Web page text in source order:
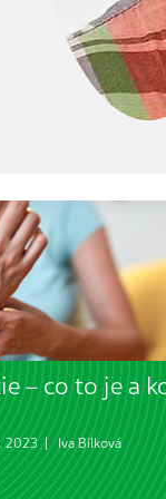
– co to je a
2023 |Iva Bílková